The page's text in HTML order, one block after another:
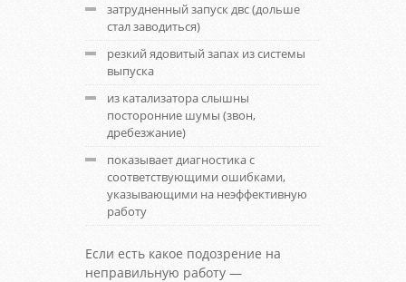
затрудненный запуск двс (дольше
стал заводиться)
резкий ядовитый запах из системы
выпуска
из катализатора слышны
посторонние шумы (звон,
дребезжание)
показывает диагностика с
соответствующими ошибками,
указывающими на неэффективную
работу
Если есть какое подозрение на
неправильную работу —